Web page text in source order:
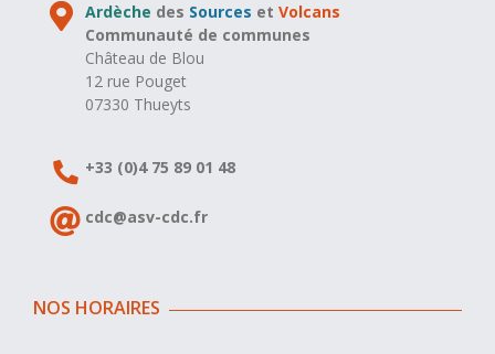
Ardèche des Sources etVolcans
Communauté de communes
Château de Blou
12 rue Pouget
07330 Thueyts
+33 (0)4 75 89 01 48
cdc@asv-cdc.fr
NOS HORAIRES